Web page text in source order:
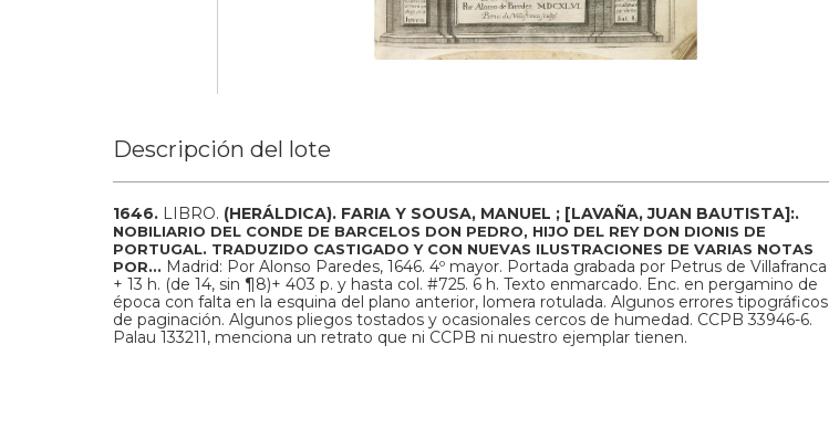
Descripción del lote
1646. LIBRO. (HERÁLDICA). FARIA Y SOUSA, MANUEL ; [LAVAÑA, JUAN BAUTISTA]:.
NOBILIARIO DEL CONDE DE BARCELOS DON PEDRO, HIJO DEL REY DON DIONIS DE
PORTUGAL. TRADUZIDO CASTIGADO Y CON NUEVAS ILUSTRACIONES DE VARIAS NOTAS
POR... Madrid: Por Alonso Paredes, 1646. 4º mayor. Portada grabada por Petrus de Villafranca
+ 13 h. (de 14, sin ¶8)+ 403 p. y hasta col. #725. 6 h. Texto enmarcado. Enc. en pergamino de
época con falta en la esquina del plano anterior, lomera rotulada. Algunos errores tipográficos
de paginación. Algunos pliegos tostados y ocasionales cercos de humedad. CCPB 33946-6.
Palau 133211, menciona un retrato que ni CCPB ni nuestro ejemplar tienen.